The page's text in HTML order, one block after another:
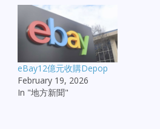
eBay12億元收購Depop
February 19, 2026
In "地方新聞"